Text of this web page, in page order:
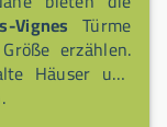
Vignes Türme
erzählen.
Häuser und